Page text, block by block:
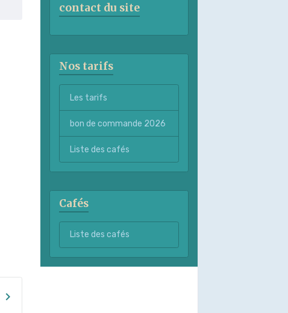
contact du site
Nos tarifs
Les tarifs
bon de commande 2026
Liste des cafés
Cafés
Liste des cafés